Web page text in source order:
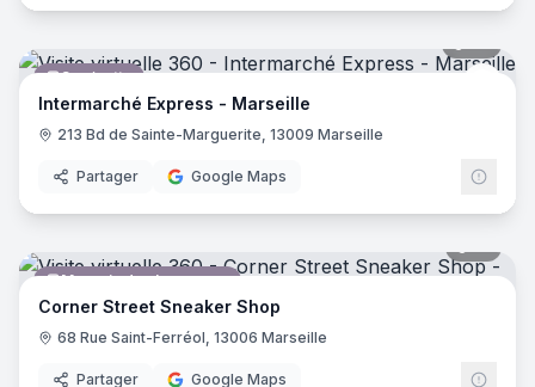
Supérette
Intermarché Express - Marseille
213 Bd de Sainte-Marguerite, 13009 Marseille
Partager Google Maps
Magasin de chaussures
Corner Street Sneaker Shop
68 Rue Saint-Ferréol, 13006 Marseille
Partager Google Maps